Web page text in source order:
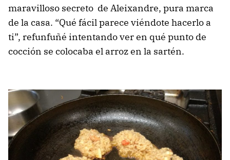
maravilloso secreto de Aleixandre, pura marca
de la casa. “Qué fácil parece viéndote hacerlo a
ti”, refunfuñé intentando ver en qué punto de
cocción se colocaba el arroz en la sartén.